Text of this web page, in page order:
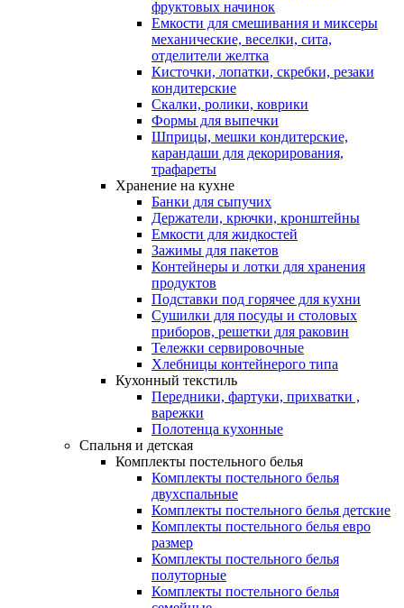
фруктовых начинок
Емкости для смешивания и миксеры
механические, веселки, сита,
отделители желтка
Кисточки, лопатки, скребки, резаки
кондитерские
Скалки, ролики, коврики
Формы для выпечки
Шприцы, мешки кондитерские,
карандаши для декорирования,
трафареты
Хранение на кухне
Банки для сыпучих
Держатели, крючки, кронштейны
Емкости для жидкостей
Зажимы для пакетов
Контейнеры и лотки для хранения
продуктов
Подставки под горячее для кухни
Сушилки для посуды и столовых
приборов, решетки для раковин
Тележки сервировочные
Хлебницы контейнерого типа
Кухонный текстиль
Передники, фартуки, прихватки ,
варежки
Полотенца кухонные
Спальня и детская
Комплекты постельного белья
Комплекты постельного белья
двухспальные
Комплекты постельного белья детские
Комплекты постельного белья евро
размер
Комплекты постельного белья
полуторные
Комплекты постельного белья